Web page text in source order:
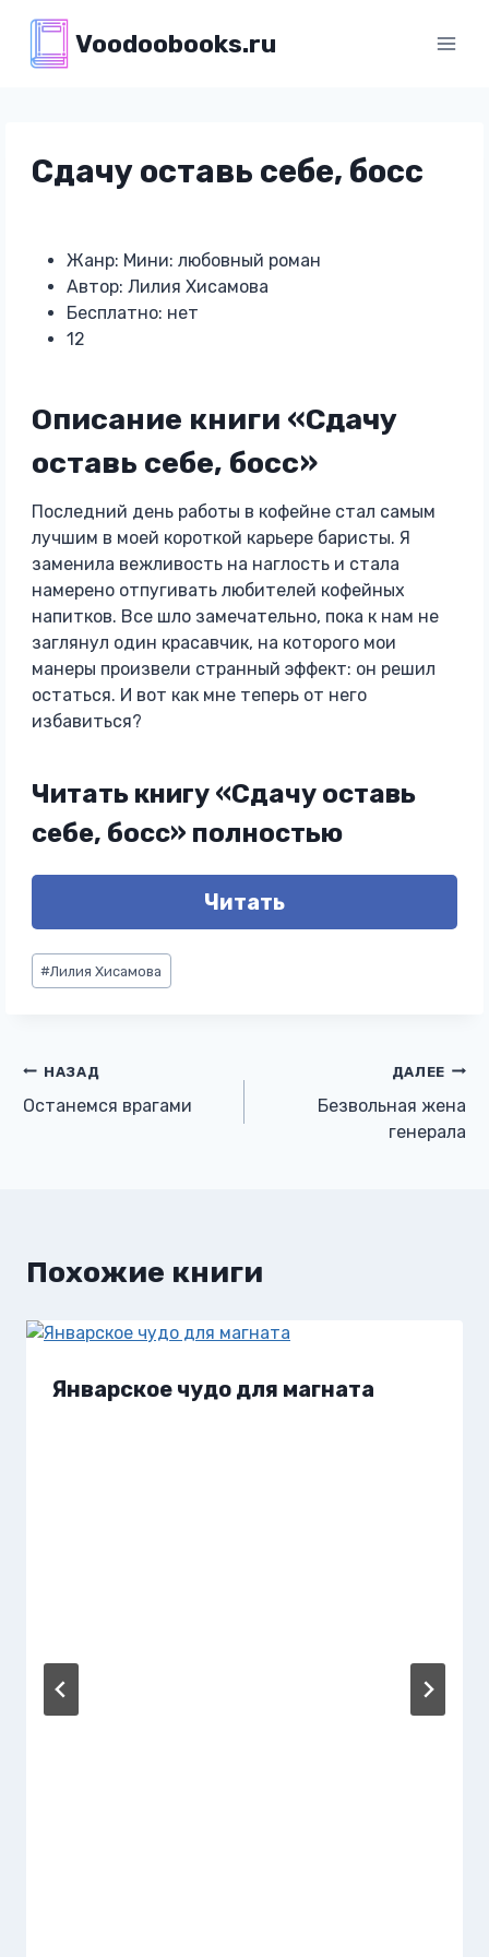
содержимому
Voodoobooks.ru
Сдачу оставь себе, босс
Жанр: Мини: любовный роман
Автор: Лилия Хисамова
Бесплатно: нет
12
Описание книги «Сдачу
оставь себе, босс»
Последний день работы в кофейне стал самым
лучшим в моей короткой карьере баристы. Я
заменила вежливость на наглость и стала
намерено отпугивать любителей кофейных
напитков. Все шло замечательно, пока к нам не
заглянул один красавчик, на которого мои
манеры произвели странный эффект: он решил
остаться. И вот как мне теперь от него
избавиться?
Читать книгу «Сдачу оставь
себе, босс» полностью
Читать
Метки
записи:
#Лилия Хисамова
Навигация
по
НАЗАД
Останемся врагами
ДАЛЕЕ
Безвольная жена
генерала
Похожие книги
Январское чудо для магната